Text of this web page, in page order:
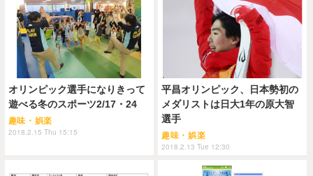
オリンピック選手になりきって
遊べる冬のスポーツ2/17・24
趣味・娯楽
2018.2.15 Thu 15:15
平昌オリンピック、日本勢初の
メダリストは日大1年の原大智
選手
趣味・娯楽
2018.2.13 Tue 12:30